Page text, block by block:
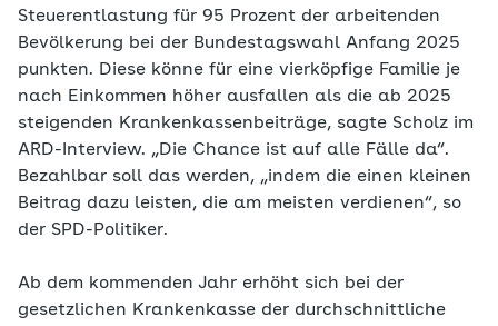
Steuerentlastung für 95 Prozent der arbeitenden
Bevölkerung bei der Bundestagswahl Anfang 2025
punkten. Diese könne für eine vierköpfige Familie je
nach Einkommen höher ausfallen als die ab 2025
steigenden Krankenkassenbeiträge, sagte Scholz im
ARD-Interview. „Die Chance ist auf alle Fälle da“.
Bezahlbar soll das werden, „indem die einen kleinen
Beitrag dazu leisten, die am meisten verdienen“, so
der SPD-Politiker.
Ab dem kommenden Jahr erhöht sich bei der
gesetzlichen Krankenkasse der durchschnittliche